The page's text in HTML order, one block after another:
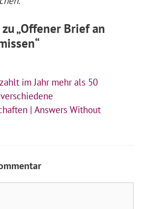
„Offener Brief an
im Jahr mehr als 50
| Answers Without